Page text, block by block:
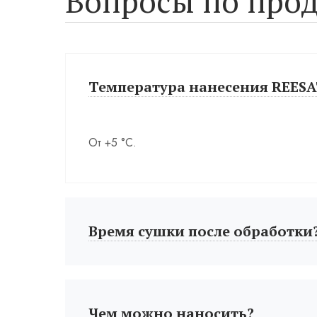
Температура нанесения
От +5 °С.
Время сушки после
Чем можно наносить?